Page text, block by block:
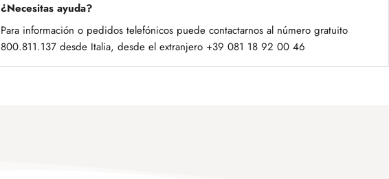
¿Necesitas ayuda?
Para información o pedidos telefónicos puede contactarnos al número gratuito
800.811.137 desde Italia, desde el extranjero +39 081 18 92 00 46